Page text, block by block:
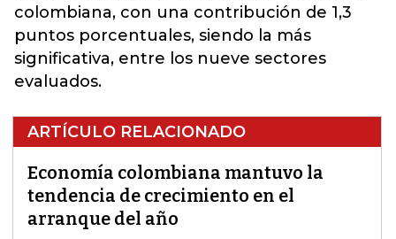
colombiana, con una contribución de 1,3
puntos porcentuales, siendo la más
significativa, entre los nueve sectores
evaluados.
ARTÍCULO RELACIONADO
Economía colombiana mantuvo la
tendencia de crecimiento en el
arranque del año